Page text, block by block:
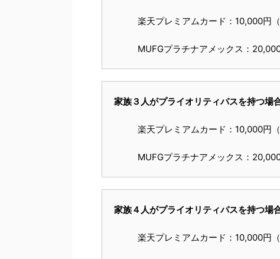
楽天プレミアムカード：10,000円
MUFGプラチナアメックス：
家族３人がプライオリティパスを持つ場
楽天プレミアムカード：10,000円
MUFGプラチナアメックス：
家族４人がプライオリティパスを持つ場
楽天プレミアムカード：10,000円